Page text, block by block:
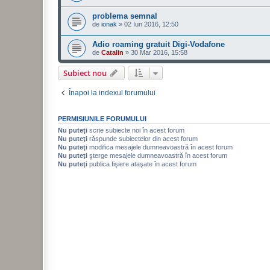
problema semnal
de ionak » 02 Iun 2016, 12:50
Adio roaming gratuit Digi-Vodafone
de Catalin » 30 Mar 2016, 15:58
Subiect nou
Înapoi la indexul forumului
PERMISIUNILE FORUMULUI
Nu puteţi scrie subiecte noi în acest forum
Nu puteţi răspunde subiectelor din acest forum
Nu puteţi modifica mesajele dumneavoastră în acest forum
Nu puteţi şterge mesajele dumneavoastră în acest forum
Nu puteţi publica fişiere ataşate în acest forum